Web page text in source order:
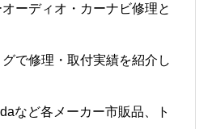
ーディオ・カーナビ修理と
で修理・取付実績を紹介し
など各メーカー市販品、ト